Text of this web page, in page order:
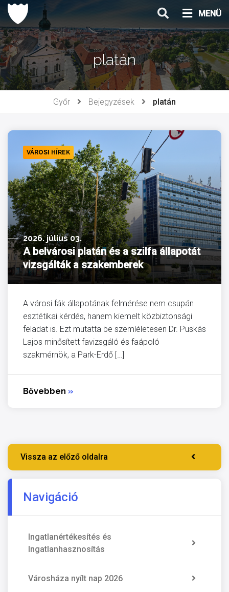
Ugrás
tartalomhoz
MENÜ
platán
Győr Bejegyzések platán
VÁROSI HÍREK
2026. július 03.
A belvárosi platán és a szilfa állapotát
vizsgálták a szakemberek
A városi fák állapotának felmérése nem csupán
esztétikai kérdés, hanem kiemelt közbiztonsági
feladat is. Ezt mutatta be szemléletesen Dr. Puskás
Lajos minősített favizsgáló és faápoló
szakmérnök, a Park-Erdő […]
Bővebben »
Vissza az előző oldalra
Navigáció
Ingatlanértékesítés és
Ingatlanhasznosítás
Városháza nyílt nap 2026